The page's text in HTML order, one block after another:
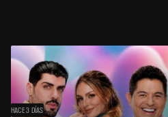
HACE 3 DÍAS